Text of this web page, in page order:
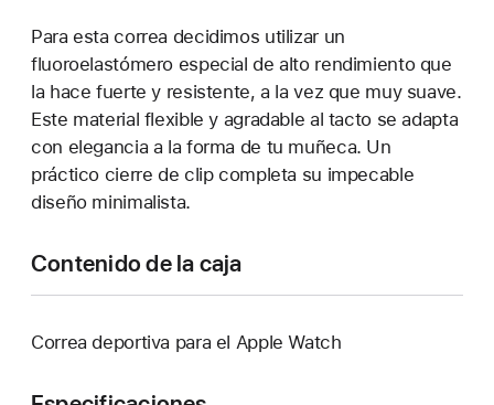
Para esta correa decidimos utilizar un
fluoroelastómero especial de alto rendimiento que
la hace fuerte y resistente, a la vez que muy suave.
Este material flexible y agradable al tacto se adapta
con elegancia a la forma de tu muñeca. Un
práctico cierre de clip completa su impecable
diseño minimalista.
Contenido de la caja
Correa deportiva para el Apple Watch